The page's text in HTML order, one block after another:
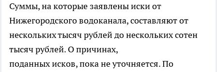
Суммы, на которые заявлены иски от
Нижегородского водоканала, составляют от
нескольких тысяч рублей до нескольких сотен
тысяч рублей. О причинах,
поданных исков, пока не уточняется. По